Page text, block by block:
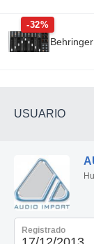
-32%
USUARIO
Registrado